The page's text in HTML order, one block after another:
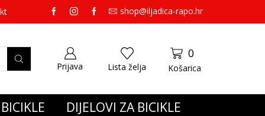
65,00 eura gratis dostava.shop@iljadica-rapo.hr
Prijava Lista želja
0
Košarica
DIJELOVI ZA BICIKLE